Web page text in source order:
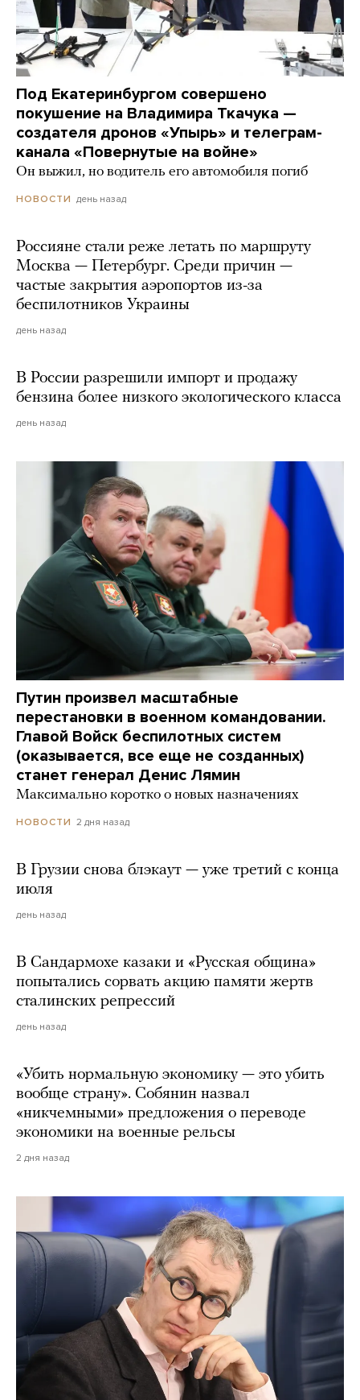
Под Екатеринбургом совершено
покушение на Владимира Ткачука —
создателя дронов «Упырь» и телеграм-
канала «Повернутые на войне»
Он выжил, но водитель его автомобиля погиб
НОВОСТИ день назад
Россияне стали реже летать по маршруту
Москва — Петербург. Среди причин —
частые закрытия аэропортов из-за
беспилотников Украины
день назад
В России разрешили импорт и продажу
бензина более низкого экологического класса
день назад
Путин произвел масштабные
перестановки в военном командовании.
Главой Войск беспилотных систем
(оказывается, все еще не созданных)
станет генерал Денис Лямин
Максимально коротко о новых назначениях
НОВОСТИ 2 дня назад
В Грузии снова блэкаут — уже третий с конца
июля
день назад
В Сандармохе казаки и «Русская община»
попытались сорвать акцию памяти жертв
сталинских репрессий
день назад
«Убить нормальную экономику — это убить
вообще страну». Собянин назвал
«никчемными» предложения о переводе
экономики на военные рельсы
2 дня назад